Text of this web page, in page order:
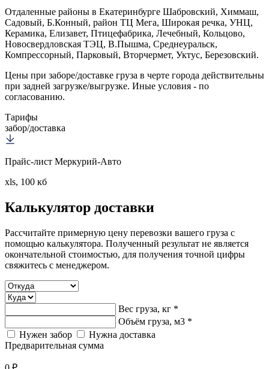
Отдаленные районы в Екатеринбурге Шабровский, Химмаш,
Садовый, Б.Конный, район ТЦ Мега, Широкая речка, УНЦ,
Керамика, Елизавет, Птицефабрика, Лечебный, Кольцово,
Новосвердловская ТЭЦ, В.Пышма, Среднеуральск,
Компрессорный, Парковый, Вторчермет, Уктус, Березовский.
Цены при заборе/доставке груза в черте города действительны
при задней загрузке/выгрузке. Иные условия - по
согласованию.
Тарифы
забор/доставка
Прайс-лист Меркурий-Авто
xls, 100 кб
Калькулятор доставки
Рассчитайте примерную цену перевозки вашего груза с
помощью калькулятора. Полученный результат не является
окончательной стоимостью, для получения точной цифры
свяжитесь с менеджером.
Вес груза, кг *
Объём груза, м3 *
Нужен забор
Нужна доставка
Предварительная сумма